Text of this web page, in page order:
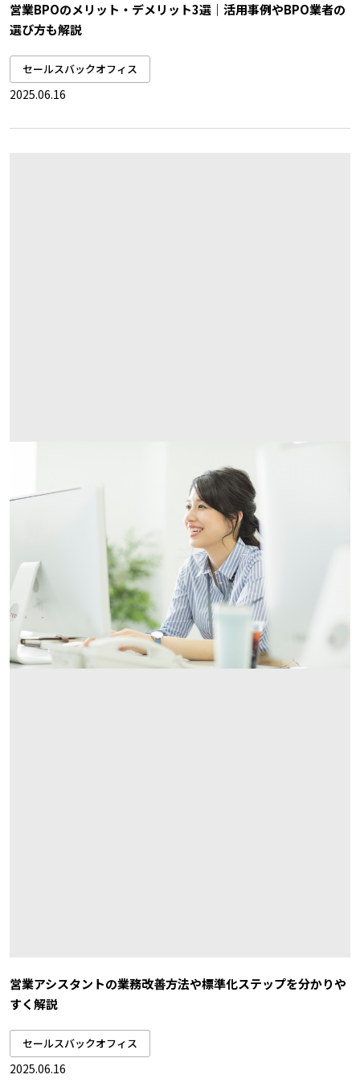
営業BPOのメリット・デメリット3選｜活用事例やBPO業者の
選び方も解説
セールスバックオフィス
2025.06.16
営業アシスタントの業務改善方法や標準化ステップを分かりや
すく解説
セールスバックオフィス
2025.06.16